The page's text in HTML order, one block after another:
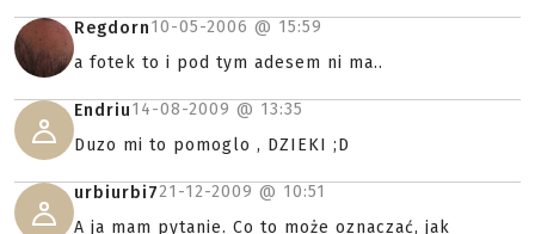
Regdorn10-05-2006 @ 15:59
a fotek to i pod tym adesem ni ma..
Endriu14-08-2009 @ 13:35
Duzo mi to pomoglo , DZIEKI ;D
urbiurbi721-12-2009 @ 10:51
A ja mam pytanie. Co to może oznaczać, jak